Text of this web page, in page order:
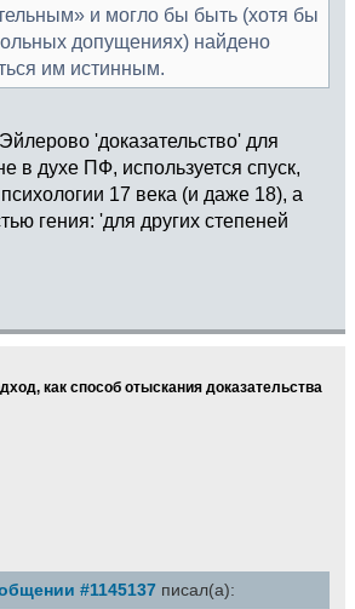
и могло бы быть (хотя бы
допущениях) найдено
им истинным.
'доказательство' для
в духе ПФ, используется спуск,
17 века (и даже 18), а
гения: 'для других степеней
как способ отыскания доказательства
#1145137 писал(а):